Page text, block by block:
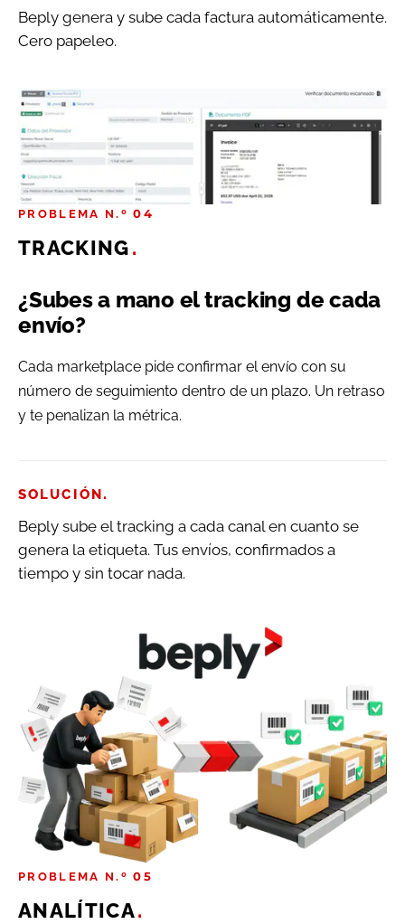
Beply genera y sube cada factura automáticamente.
Cero papeleo.
PROBLEMA N.º 04
TRACKING.
¿Subes a mano el tracking de cada
envío?
Cada marketplace pide confirmar el envío con su
número de seguimiento dentro de un plazo. Un retraso
y te penalizan la métrica.
SOLUCIÓN.
Beply sube el tracking a cada canal en cuanto se
genera la etiqueta. Tus envíos, confirmados a
tiempo y sin tocar nada.
PROBLEMA N.º 05
ANALÍTICA.